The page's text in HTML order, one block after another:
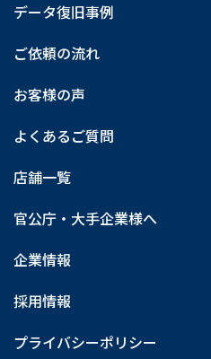
データ復旧事例
ご依頼の流れ
お客様の声
よくあるご質問
店舗一覧
官公庁・大手企業様へ
企業情報
採用情報
プライバシーポリシー